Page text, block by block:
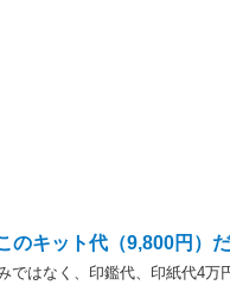
キット代（9,800円）
はなく、印鑑代、印紙代4